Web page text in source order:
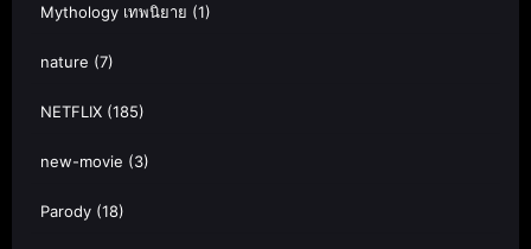
Mythology เทพนิยาย (1)
nature (7)
NETFLIX (185)
new-movie (3)
Parody (18)